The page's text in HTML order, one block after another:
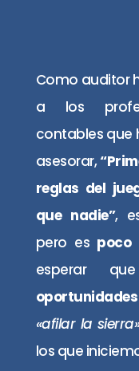
Como auditor
a los
contables que
asesorar,
reglas del
que nadie”,
pero es poco
esperar
oportunidades
«afilar la
los que